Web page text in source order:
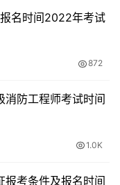
相关信息后，系统
事项告知承诺制报考
人签署（提交）承诺
确认”，表示报考人
信息一经确认后，报
人员应认真仔细检查
名时间2022年考试
872
防工程师考试时间
1.0K
考条件及报名时间